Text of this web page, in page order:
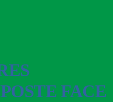
FACE